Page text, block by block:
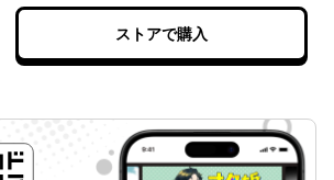
ストアで購入